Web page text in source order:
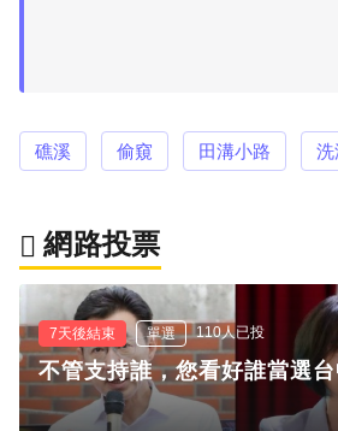
礁溪 偷窺 田溝小路 洗
網路投票
7天後結束 單選 110人已投
不管支持誰，您看好誰當選